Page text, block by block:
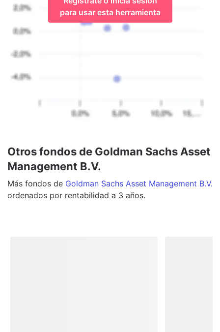
para usar esta herramienta
Otros fondos de Goldman Sachs Asset
Management B.V.
Más fondos de Goldman Sachs Asset Management B.V.
ordenados por rentabilidad a 3 años.